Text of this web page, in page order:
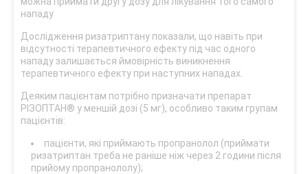
нападу
Дослідження ризатриптану показали, що навіть при
відсутності терапевтичного ефекту під час одного
нападу залишається ймовірність виникнення
терапевтичного ефекту при наступних нападах.
Деяким пацієнтам потрібно призначати препарат
РІЗОПТАН® у меншій дозі (5 мг), особливо таким групам
пацієнтів:
пацієнти, які приймають пропранолол (приймати
ризатриптан треба не раніше ніж через 2 години після
прийому пропранололу);